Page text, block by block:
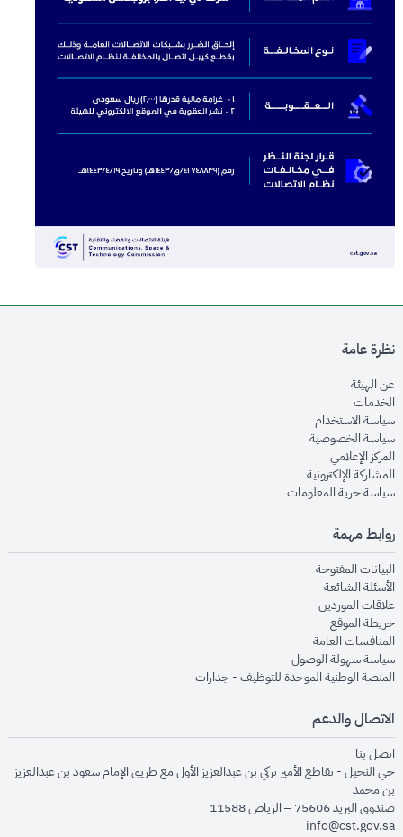
نظرة عامة
عن الهيئةopens in new window
الخدماتopens in new window
سياسة الاستخدام
سياسة الخصوصيةopens in new window
المركز الإعلاميopens in new window
المشاركة الإلكترونيةopens in new window
سياسة حرية المعلوماتopens in new window
روابط مهمة
البيانات المفتوحةopens in new window
الأسئلة الشائعةopens in new window
علاقات الموردينopens in new window
خريطة الموقعopens in new window
المنافسات العامةopens in new window
سياسة سهولة الوصولopens in new window
المنصة الوطنية الموحدة للتوظيف - جداراتopens in new window
الاتصال والدعم
اتصل بنا
حي النخيل - تقاطع الأمير تركي بن عبدالعزيز الأول مع طريق الإمام سعود بن عبدالعزيز
بن محمد
صندوق البريد 75606 – الرياض 11588
info@cst.gov.sa